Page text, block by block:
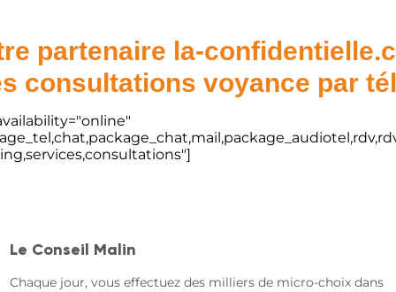
partenaire la-
consultations voyance par
Le Conseil Malin
Chaque jour, vous effectuez des milliers de micro-choix dans